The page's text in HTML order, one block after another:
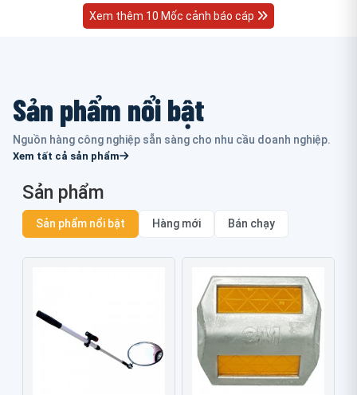
Xem thêm 10 Mốc cảnh báo cáp
Sản phẩm nổi bật
Nguồn hàng công nghiệp sẵn sàng cho nhu cầu doanh nghiệp.
Xem tất cả sản phẩm
Sản phẩm
Sản phẩm nổi bật Hàng mới Bán chạy